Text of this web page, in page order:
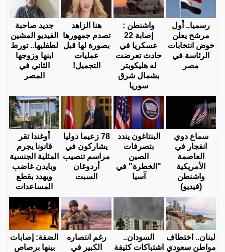
رسميا.. أول
مرشح يعلن
خوض انتخابات
الرئاسة في
مصر
واشنطن :
إصابة 22
عسكريا في
حادث تعرضت
له هليكوبتر
بشمال شرق
سوريا
هنا الزاهد
تصدم جمهورها
بصورة لها قبل
عمليات
التجميل!
جديد صاحبة
الفيديو المشين
لطفليها.. تورط
ابنها وزوجها
الثاني في
المصر
سماع دوي
انفجار في
العاصمة
الأمريكية
واشنطن
(فيديو)
البنتاغون يندد
بتصرفات
الصين
"الخطرة" في
آسيا
78 زعيما دوليا
يشاركون في
مراسم تنصيب
أردوغان
السبت
أوغندا تقر
قانونا يجرم
المثلية الجنسية
وبايدن غاضب
ويهدد بقطع
المساعدات
لبنان.. اختطاف
مواطن سعودي
السودان..
اشتباكات كثيفة
رغم انتصاره
الكبير في
الضفة: إصابات
بينها برصاص